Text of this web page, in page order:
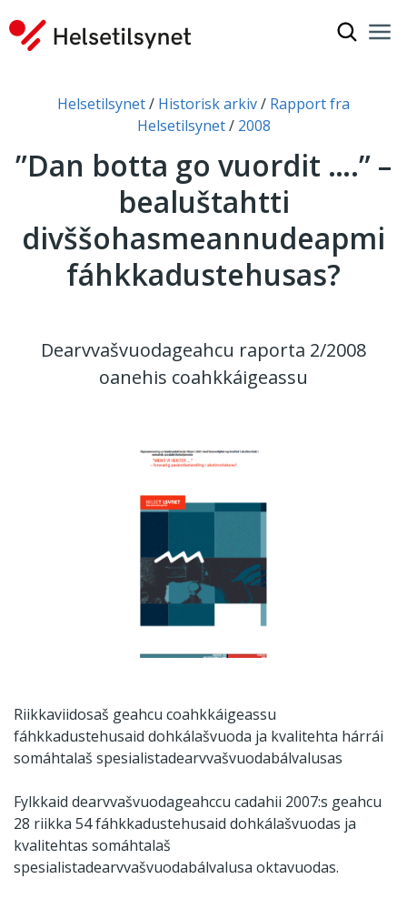
Don leat dáppe:
Helsetilsynet Historisk arkiv
Rapport fra
Helsetilsynet
2008
”Dan botta go vuordit ….” –
bealuštahtti
divššohasmeannudeapmi
fáhkkadustehusas?
Dearvvašvuodageahcu raporta 2/2008
oanehis coahkkáigeassu
Riikkaviidosaš geahcu coahkkáigeassu
fáhkkadustehusaid dohkálašvuoda ja kvalitehta hárrái
somáhtalaš spesialistadearvvašvuodabálvalusas
Fylkkaid dearvvašvuodageahccu cadahii 2007:s geahcu
28 riikka 54 fáhkkadustehusaid dohkálašvuodas ja
kvalitehtas somáhtalaš
spesialistadearvvašvuodabálvalusa oktavuodas.